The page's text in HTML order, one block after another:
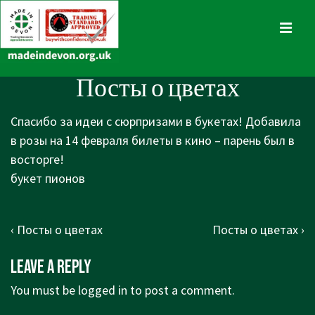
Skip
to
Main
Посты о цветах
Спасибо за идеи с сюрпризами в букетах! Добавила
в розы на 14 февраля билеты в кино – парень был в
восторге!
букет пионов
Post
Previous
is
‹ Посты о цветах
Next
Посты о цветах ›
Leave a Reply
You must be logged in to post a comment.